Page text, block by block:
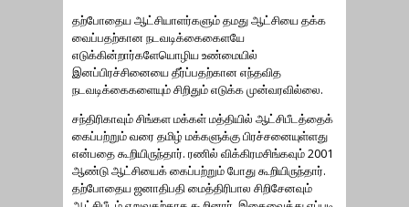
தற்போதைய ஆட்சியாளர்களும் தமது ஆட்சியை தக்க
வைப்பதற்கான நடவடிக்கைகைளயே
எடுக்கின்றார்களேயொழிய உண்மையில்
இனப்பிரச்சினையை தீர்ப்பதற்கான எந்தவித
நடவடிக்கைகளையும் சிறிதும் எடுக்க முன்வரவில்லை.
சந்திரிகாவும் சிங்கள மக்கள் மத்தியில் ஆட்சிபீடத்தைக்
கைப்பற்றும் வரை தமிழ் மக்களுக்கு பிரச்சனையுள்ளது
என்பதை கூறியிருந்தார். ரணில் விக்கிரமசிங்கவும் 2001
ஆண்டு ஆட்சியைக் கைப்பற்றும் போது கூறியிருந்தார்.
தற்போதைய ஜனாதிபதி மைத்திரிபால சிறிசேனவும்